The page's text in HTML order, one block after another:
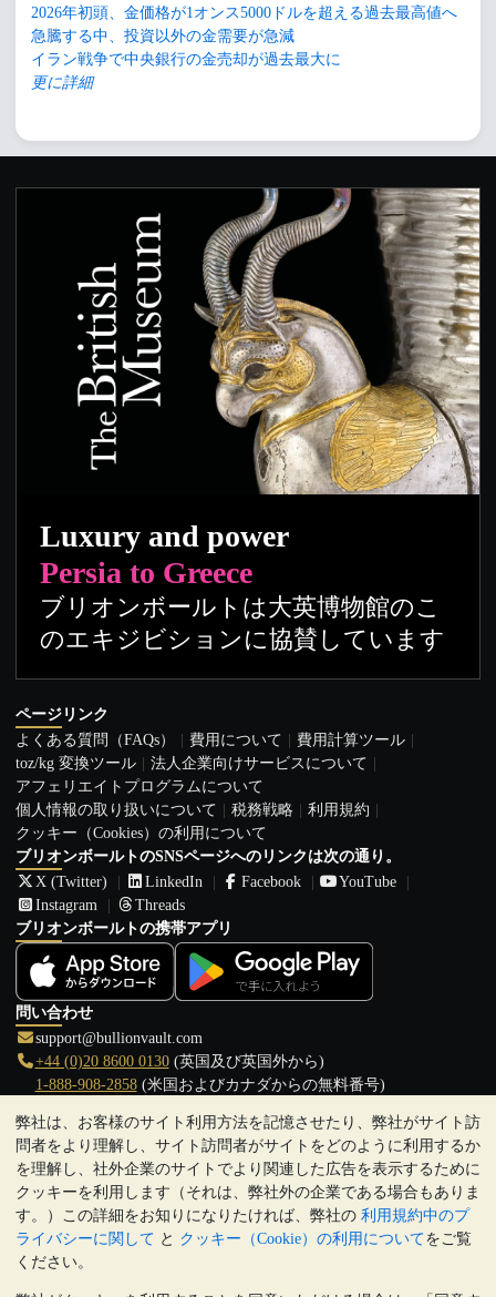
弊社は、お客様のサイト利用方法を記憶させたり、弊社がサイト訪
問者をより理解し、サイト訪問者がサイトをどのように利用するか
を理解し、社外企業のサイトでより関連した広告を表示するために
クッキーを利用します（それは、弊社外の企業である場合もありま
す。）この詳細をお知りになりたければ、弊社の 利用規約中のプ
ライバシーに関して と クッキー（Cookie）の利用についてをご覧
ください。
2026年初頭、金価格が1オンス5000ドルを超える過去最高値へ
急騰する中、投資以外の金需要が急減
イラン戦争で中央銀行の金売却が過去最大に
更に詳細
Luxury and power
Persia to Greece
ブリオンボールトは大英博物館のこ
のエキジビションに協賛しています
ページリンク
よくある質問（FAQs）
費用について
費用計算ツール
toz/kg 変換ツール
法人企業向けサービスについて
アフェリエイトプログラムについて
個人情報の取り扱いについて
税務戦略
利用規約
クッキー（Cookies）の利用について
ブリオンボールトのSNSページへのリンクは次の通り。
X (Twitter)
LinkedIn Facebook
YouTube
Instagram
Threads
ブリオンボールトの携帯アプリ
問い合わせ
support@bullionvault.com
+44 (0)20 8600 0130(英国及び英国外から)
1-888-908-2858(米国およびカナダからの無料番号)
クリックして通話を開始
営業時間:
9:00～20:30 (英国), 月曜日から金曜日
17:00～2:30（日本時間）, 月曜日から金曜日
Galmarley Ltd T/A BullionVault
3 Shortlands (7th Floor)